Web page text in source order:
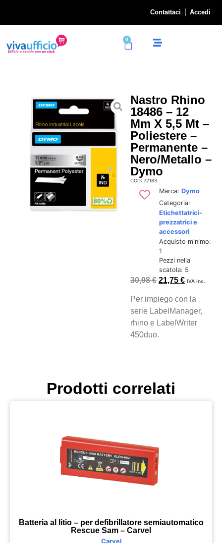
Contattaci Accedi
0
Nastro Rhino
18486 – 12
Mm X 5,5 Mt –
Poliestere –
Permanente –
Nero/metallo –
Dymo
COD: 72183
Marca: Dymo
Categoria:
Etichettatrici-
prezzatrici e
accessori
Acquisto minimo:
1
Pezzi nella
scatola: 5
30,98€ 21,75 € IVA inc.
Per impiego con la
serie LabelManager,
rhino e LabelWriter
450duo.
Prodotti correlati
Batteria al litio – per defibrillatore semiautomatico
Rescue Sam – Carvel
Carvel